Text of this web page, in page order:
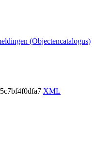
(Objectencatalogus)
XML